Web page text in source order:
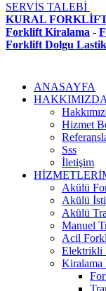
SERVİS TALEBİ
KURAL
Forklift Kiralama -
Forklift Dolgu Lastik
ANASAYFA
HAKKIMIZDA
Hizmet
Sss
İletişim
Akülü
Akülü
Akülü
Manuel
Acil
Elektrikli
Kiralama